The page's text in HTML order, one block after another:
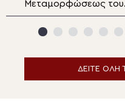
Μεταμορφώσεως του
Σωτήρος στα
Ναυπλίου
ΔΕΙΤΕ ΟΛΗ